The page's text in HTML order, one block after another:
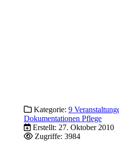
Kategorie: 9
Dokumentationen Pflege
Erstellt: 27. Oktober 2010
Zugriffe: 3984